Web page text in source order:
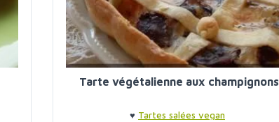
Tarte végétalienne aux champignons
♥ Tartes salées vegan